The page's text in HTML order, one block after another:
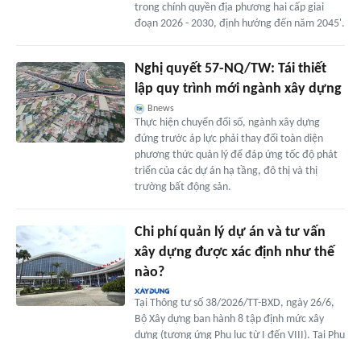
trong chính quyền địa phương hai cấp giai
đoạn 2026 - 2030, định hướng đến năm 2045'.
Nghị quyết 57-NQ/TW: Tái thiết
lập quy trình mới ngành xây dựng
Bnews
Thực hiện chuyển đổi số, ngành xây dựng
đứng trước áp lực phải thay đổi toàn diện
phương thức quản lý để đáp ứng tốc độ phát
triển của các dự án hạ tầng, đô thị và thị
trường bất động sản.
Chi phí quản lý dự án và tư vấn
xây dựng được xác định như thế
nào?
Tại Thông tư số 38/2026/TT-BXD, ngày 26/6,
Bộ Xây dựng ban hành 8 tập định mức xây
dựng (tương ứng Phụ lục từ I đến VIII). Tại Phụ